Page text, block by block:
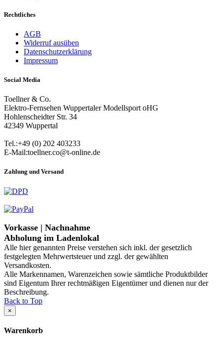
Rechtliches
AGB
Widerruf ausüben
Datenschutzerklärung
Impressum
Social Media
Toellner & Co.
Elektro-Fernsehen Wuppertaler Modellsport oHG
Hohlenscheidter Str. 34
42349 Wuppertal
Tel.:+49 (0) 202 403233
E-Mail:toellner.co@t-online.de
Zahlung und Versand
Vorkasse | Nachnahme
Abholung im Ladenlokal
Alle hier genannten Preise verstehen sich inkl. der gesetzlich
festgelegten Mehrwertsteuer und zzgl. der gewählten
Versandkosten.
Alle Markennamen, Warenzeichen sowie sämtliche Produktbilder
sind Eigentum Ihrer rechtmäßigen Eigentümer und dienen nur der
Beschreibung.
Back to Top
×
Warenkorb